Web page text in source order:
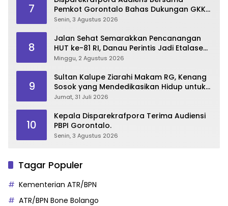
7
Pemkot Gorontalo Bahas Dukungan GKK
2026
Senin, 3 Agustus 2026
8
Jalan Sehat Semarakkan Pencanangan
HUT ke-81 RI, Danau Perintis Jadi Etalase
Wisata Gorontalo
Minggu, 2 Agustus 2026
9
Sultan Kalupe Ziarahi Makam RG, Kenang
Sosok yang Mendedikasikan Hidup untuk
Gorontalo
Jumat, 31 Juli 2026
10
Kepala Disparekrafpora Terima Audiensi
PBPI Gorontalo.
Senin, 3 Agustus 2026
Tagar Populer
Kementerian ATR/BPN
ATR/BPN Bone Bolango